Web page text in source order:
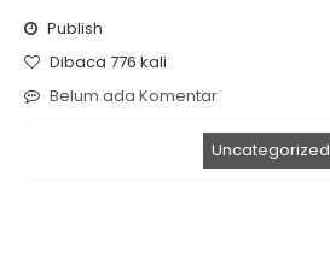
Publish
Dibaca 776 kali
Belum ada Komentar
Uncategorized